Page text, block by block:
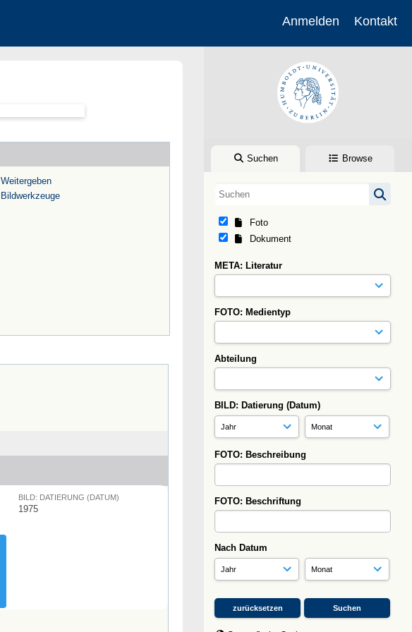
Anmelden Kontakt
Suchen Browse
Foto
Dokument
META: Literatur
FOTO: Medientyp
Abteilung
BILD: Datierung (Datum)
FOTO: Beschreibung
FOTO: Beschriftung
Nach Datum
Weitergeben
Bildwerkzeuge
BILD: DATIERUNG (DATUM)
1975